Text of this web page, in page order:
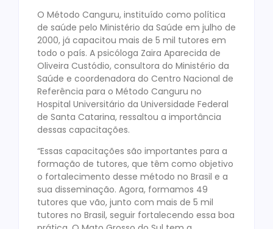
O Método Canguru, instituído como política
de saúde pelo Ministério da Saúde em julho de
2000, já capacitou mais de 5 mil tutores em
todo o país. A psicóloga Zaira Aparecida de
Oliveira Custódio, consultora do Ministério da
Saúde e coordenadora do Centro Nacional de
Referência para o Método Canguru no
Hospital Universitário da Universidade Federal
de Santa Catarina, ressaltou a importância
dessas capacitações.
“Essas capacitações são importantes para a
formação de tutores, que têm como objetivo
o fortalecimento desse método no Brasil e a
sua disseminação. Agora, formamos 49
tutores que vão, junto com mais de 5 mil
tutores no Brasil, seguir fortalecendo essa boa